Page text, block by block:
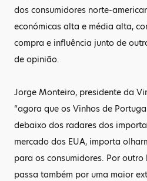
dos consumidores norte-
económicas alta e média alta,
compra e influência junto de
de opinião.
Jorge Monteiro, presidente da
“agora que os Vinhos de
debaixo dos radares dos
mercado dos EUA, importa
para os consumidores. Por
passa também por uma maior